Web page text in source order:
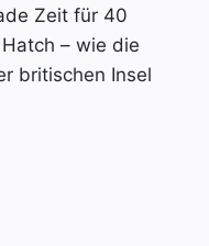
Zeit für 40
– wie die
britischen Insel